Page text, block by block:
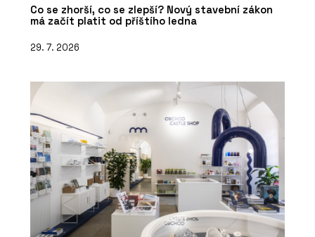
Co se zhorší, co se zlepší? Nový stavební zákon
má začít platit od příštího ledna
29. 7. 2026